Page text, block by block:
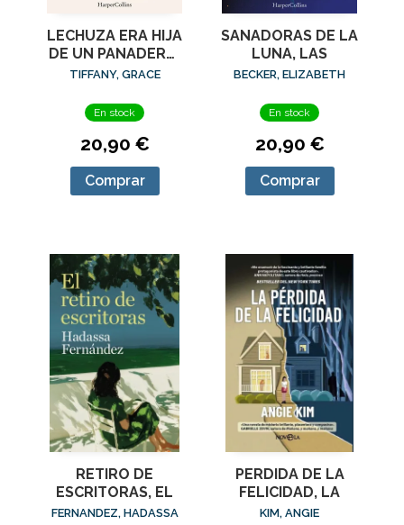
LECHUZA ERA HIJA
DE UN PANADERO,
LA
TIFFANY, GRACE
En stock
20,90 €
Comprar
SANADORAS DE LA
LUNA, LAS
BECKER, ELIZABETH
En stock
20,90 €
Comprar
RETIRO DE
ESCRITORAS, EL
FERNANDEZ, HADASSA
PERDIDA DE LA
FELICIDAD, LA
KIM, ANGIE